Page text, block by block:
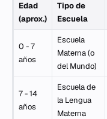
Edad
(aprox.)
Tipo de
Escuela
0 - 7
años
Escuela
Materna (o
del Mundo)
7 - 14
años
Escuela de
la Lengua
Materna